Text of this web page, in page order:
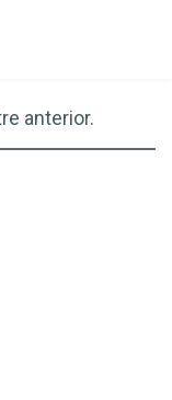
anterior.